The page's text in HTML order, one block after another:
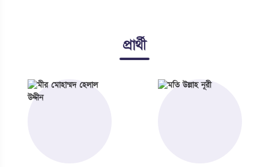
প্রার্থী